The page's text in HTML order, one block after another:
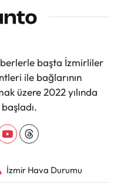
başta İzmirliler
ile bağlarının
üzere 2022 yılında
İzmir Hava Durumu